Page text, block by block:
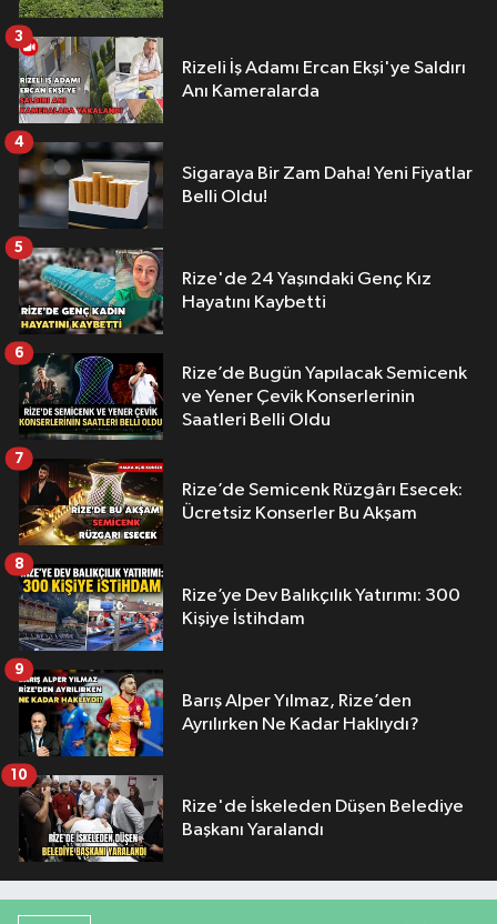
Rizeli İş Adamı Ercan Ekşi'ye Saldırı
Anı Kameralarda
3
Sigaraya Bir Zam Daha! Yeni Fiyatlar
Belli Oldu!
4
Rize'de 24 Yaşındaki Genç Kız
Hayatını Kaybetti
5
Rize’de Bugün Yapılacak Semicenk
ve Yener Çevik Konserlerinin
Saatleri Belli Oldu
6
Rize’de Semicenk Rüzgârı Esecek:
Ücretsiz Konserler Bu Akşam
7
Rize’ye Dev Balıkçılık Yatırımı: 300
Kişiye İstihdam
8
Barış Alper Yılmaz, Rize’den
Ayrılırken Ne Kadar Haklıydı?
9
Rize'de İskeleden Düşen Belediye
Başkanı Yaralandı
10